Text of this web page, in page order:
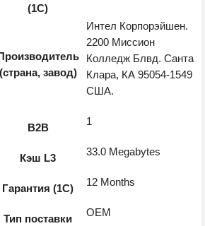
(1С)
(страна, завод)
Интел Корпорэйшен.
2200 Миссион
Колледж Блвд. Санта
Клара, КА 95054-1549
США.
B2B
1
Кэш L3
33.0 Megabytes
Гарантия (1С)
12 Months
Тип поставки
OEM